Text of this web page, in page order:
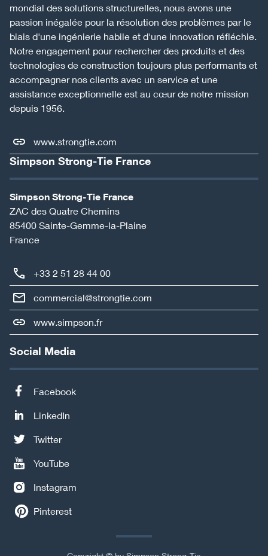
mondial des solutions structurelles, nous avons une
passion inégalée pour la résolution des problèmes par le
biais d'une ingénierie habile et d'une innovation réfléchie.
Notre engagement pour rechercher des produits et des
technologies de construction toujours plus performants et
accompagner nos clients avec un service et une
assistance exceptionnelle est au cœur de notre mission
depuis 1956.
www.strongtie.com
Simpson Strong-Tie France
Simpson Strong-Tie France
ZAC des Quatre Chemins
85400 Sainte-Gemme-la-Plaine
France
+33 2 51 28 44 00
commercial@strongtie.com
www.simpson.fr
Social Media
Facebook
LinkedIn
Twitter
YouTube
Instagram
Pinterest